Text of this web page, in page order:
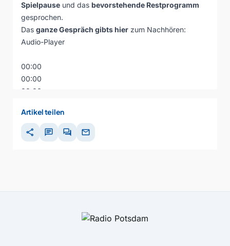
Spielpause und das bevorstehende Restprogramm
gesprochen.
Das ganze Gespräch gibts hier zum Nachhören:
Audio-Player
00:00
00:00
00:00
Artikel teilen
share chat forum mail